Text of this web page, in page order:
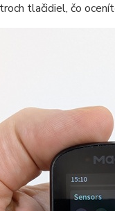
tlačidiel, čo